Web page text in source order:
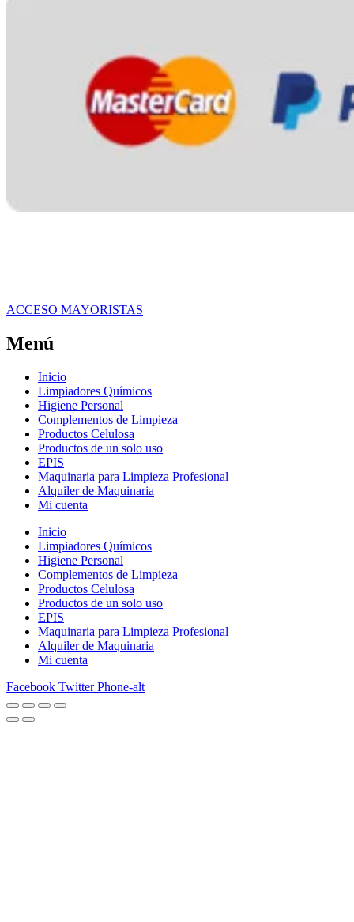
ACCESO MAYORISTAS
Menú
Inicio
Limpiadores Químicos
Higiene Personal
Complementos de Limpieza
Productos Celulosa
Productos de un solo uso
EPIS
Maquinaria para Limpieza Profesional
Alquiler de Maquinaria
Mi cuenta
Inicio
Limpiadores Químicos
Higiene Personal
Complementos de Limpieza
Productos Celulosa
Productos de un solo uso
EPIS
Maquinaria para Limpieza Profesional
Alquiler de Maquinaria
Mi cuenta
Facebook Twitter Phone-alt